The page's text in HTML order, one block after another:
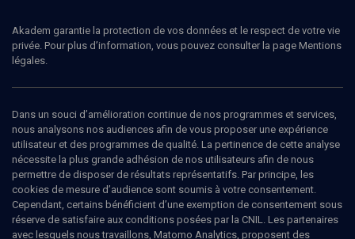
comédienne
Hannah Levin-Seiderman est comédienne.
Ajouter Partager J’aime
Akadem garantie la protection de vos données et le respect de votre vie
privée. Pour plus d’information, vous pouvez consulter la page Mentions
légales.
Dans un souci d’amélioration continue de nos programmes et services,
nous analysons nos audiences afin de vous proposer une expérience
utilisateur et des programmes de qualité. La pertinence de cette analyse
nécessite la plus grande adhésion de nos utilisateurs afin de nous
permettre de disposer de résultats représentatifs. Par principe, les
cookies de mesure d’audience sont soumis à votre consentement.
Cependant, certains bénéficient d’une exemption de consentement sous
réserve de satisfaire aux conditions posées par la CNIL. Les partenaires
avec lesquels nous travaillons, Matomo Analytics, proposent des